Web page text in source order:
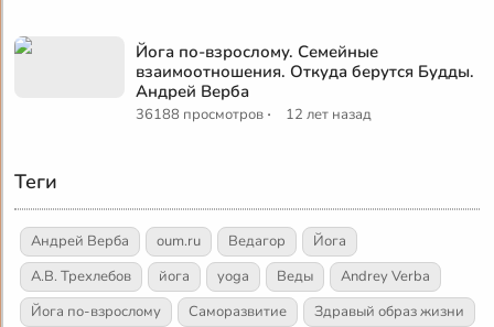
Йога по-взрослому. Семейные
взаимоотношения. Откуда берутся Будды.
Андрей Верба
36188 просмотров · 12 лет назад
Теги
Андрей Верба oum.ru Ведагор
Йога
А.В. Трехлебов
йога yoga Веды
Andrey Verba
Йога по-взрослому
Саморазвитие
Здравый образ жизни